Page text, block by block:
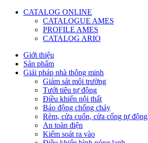
CATALOG ONLINE
CATALOGUE AMES
PROFILE AMES
CATALOG ARIO
Giới thiệu
Sản phẩm
Giải pháp nhà thông minh
Giám sát môi trường
Tưới tiêu tự động
Điều khiển nội thất
Báo động chống cháy
Rèm, cửa cuốn, cửa cổng tự động
An toàn điện
Kiểm soát ra vào